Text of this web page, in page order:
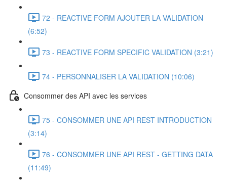
72 - REACTIVE FORM AJOUTER LA VALIDATION
(6:52)
73 - REACTIVE FORM SPECIFIC VALIDATION (3:21)
74 - PERSONNALISER LA VALIDATION (10:06)
Consommer des API avec les services
75 - CONSOMMER UNE API REST INTRODUCTION
(3:14)
76 - CONSOMMER UNE API REST - GETTING DATA
(11:49)